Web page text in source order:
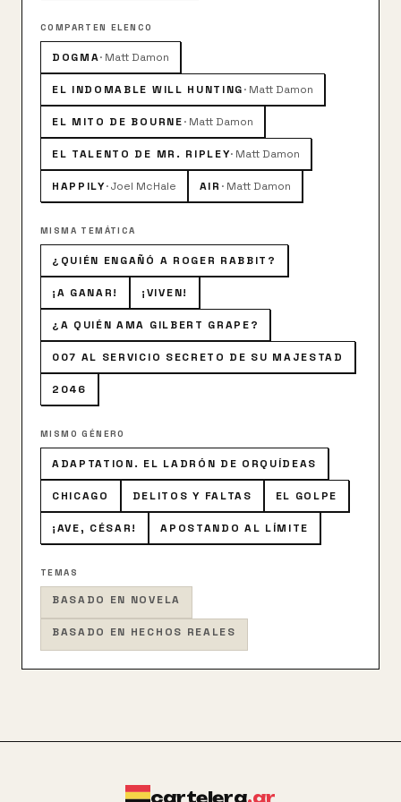
COMPARTEN ELENCO
DOGMA· Matt Damon
EL INDOMABLE WILL HUNTING· Matt Damon
EL MITO DE BOURNE· Matt Damon
EL TALENTO DE MR. RIPLEY· Matt Damon
HAPPILY·Joel McHale AIR · Matt Damon
MISMA TEMÁTICA
¿QUIÉN ENGAÑÓ A ROGER RABBIT?
¡A GANAR! ¡VIVEN!
¿A QUIÉN AMA GILBERT GRAPE?
007 AL SERVICIO SECRETO DE SU MAJESTAD
2046
MISMO GÉNERO
ADAPTATION. EL LADRÓN DE ORQUÍDEAS
CHICAGO DELITOS Y FALTAS EL GOLPE
¡AVE, CÉSAR! APOSTANDO AL LÍMITE
TEMAS
BASADO EN NOVELA
BASADO EN HECHOS REALES
cartelera.ar